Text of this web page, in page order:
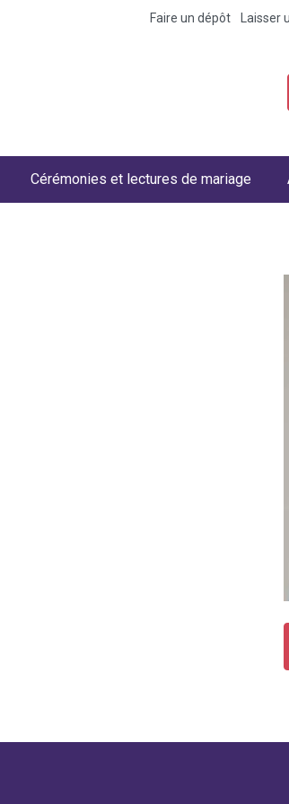
Faire un dépôt
Cérémonies et lectures de mariage